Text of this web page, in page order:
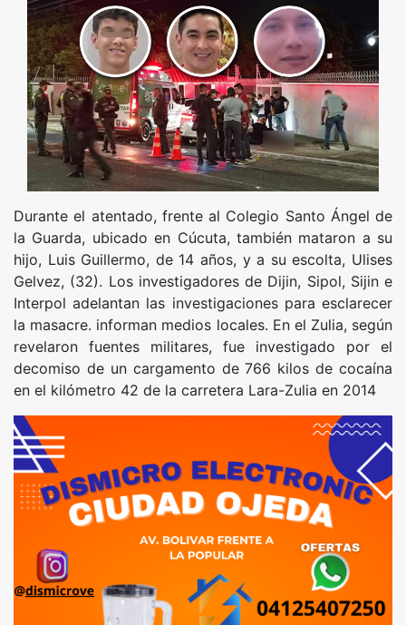
Durante el atentado, frente al Colegio Santo Ángel de
la Guarda, ubicado en Cúcuta, también mataron a su
hijo, Luis Guillermo, de 14 años, y a su escolta, Ulises
Gelvez, (32). Los investigadores de Dijin, Sipol, Sijin e
Interpol adelantan las investigaciones para esclarecer
la masacre. informan medios locales. En el Zulia, según
revelaron fuentes militares, fue investigado por el
decomiso de un cargamento de 766 kilos de cocaína
en el kilómetro 42 de la carretera Lara-Zulia en 2014